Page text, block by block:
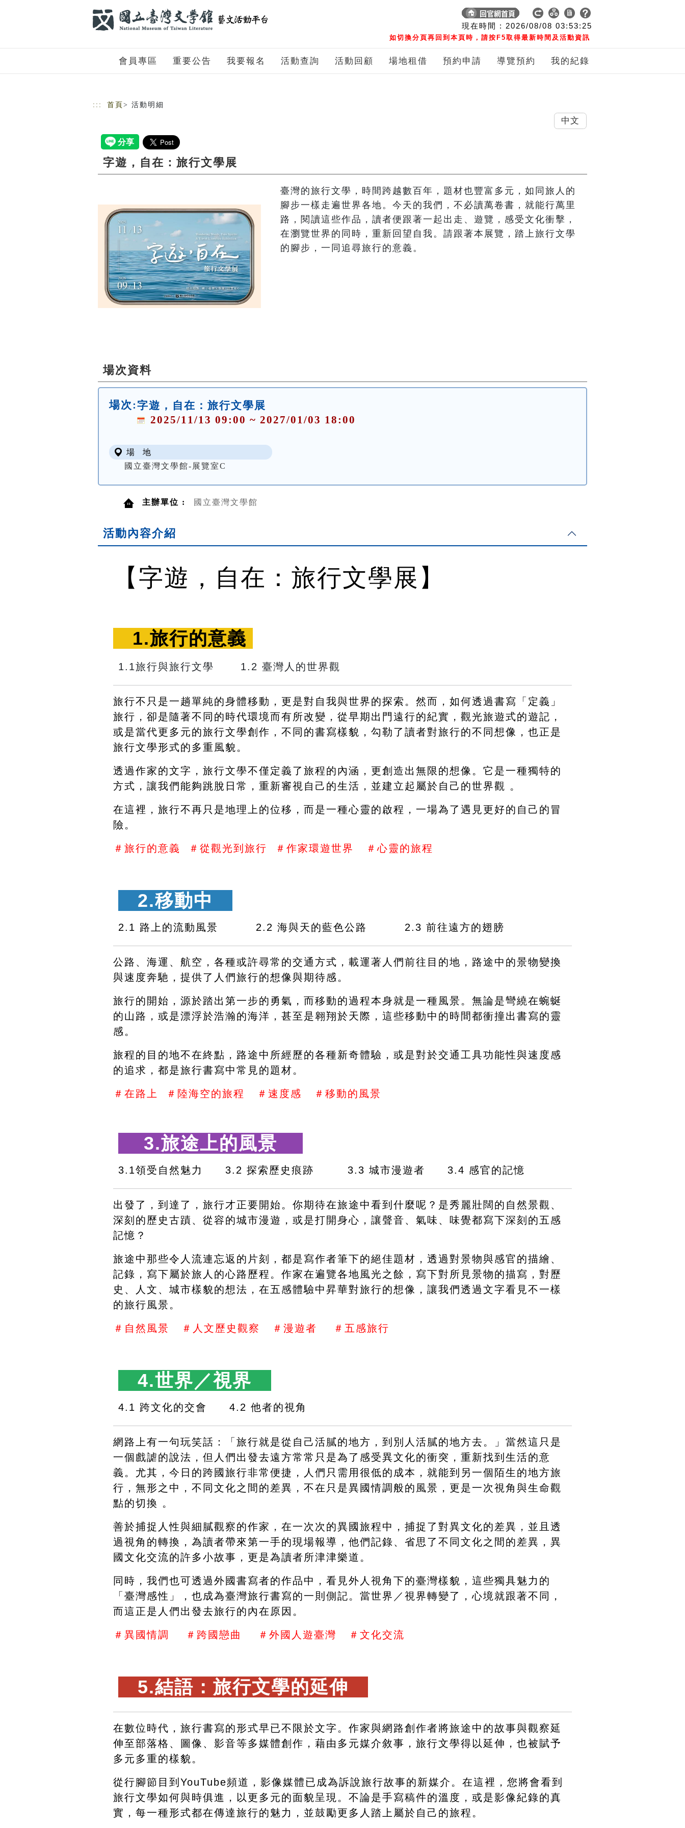
現在時間 : 2026/08/08 03:53:26
如切換分頁再回到本頁時，請按F5取得最新時間及活動資訊
會員專區 重要公告 我要報名 活動查詢 活動回顧 場地租借 預約申請 導覽預約 我的紀錄
::: 首頁 > 活動明細
字遊，自在：旅行文學展
臺灣的旅行文學，時間跨越數百年，題材也豐富多元，如同旅人的
腳步一樣走遍世界各地。今天的我們，不必讀萬卷書，就能行萬里
路，閱讀這些作品，讀者便跟著一起出走、遊覽，感受文化衝擊，
在瀏覽世界的同時，重新回望自我。請跟著本展覽，踏上旅行文學
場次資料
場次:字遊，自在：旅行文學展
2025/11/13 09:00 ~ 2027/01/03 18:00
場 地
國立臺灣文學館-展覽室C
主辦單位 : 國立臺灣文學館
活動內容介紹
【字遊，自在：旅行文學展】
1.旅行的意義
1.1旅行與旅行文學　　 1.2 臺灣人的世界觀
旅行不只是一趟單純的身體移動，更是對自我與世界的探索。然而，如何透過書寫「定義」
旅行，卻是隨著不同的時代環境而有所改變，從早期出門遠行的紀實，觀光旅遊式的遊記，
或是當代更多元的旅行文學創作，不同的書寫樣貌，勾勒了讀者對旅行的不同想像，也正是
旅行文學形式的多重風貌。
透過作家的文字，旅行文學不僅定義了旅程的內涵，更創造出無限的想像。它是一種獨特的
方式，讓我們能夠跳脫日常，重新審視自己的生活，並建立起屬於自己的世界觀 。
在這裡，旅行不再只是地理上的位移，而是一種心靈的啟程，一場為了遇見更好的自己的冒
險。
＃旅行的意義  ＃從觀光到旅行  ＃作家環遊世界   ＃心靈的旅程
2.移動中
2.1 路上的流動風景 　　　2.2 海與天的藍色公路 　　　2.3 前往遠方的翅膀
公路、海運、航空，各種或許尋常的交通方式，載運著人們前往目的地，路途中的景物變換
與速度奔馳，提供了人們旅行的想像與期待感。
旅行的開始，源於踏出第一步的勇氣，而移動的過程本身就是一種風景。無論是彎繞在蜿蜒
的山路，或是漂浮於浩瀚的海洋，甚至是翱翔於天際，這些移動中的時間都衝撞出書寫的靈
感。
旅程的目的地不在終點，路途中所經歷的各種新奇體驗，或是對於交通工具功能性與速度感
的追求，都是旅行書寫中常見的題材。
＃在路上  ＃陸海空的旅程   ＃速度感   ＃移動的風景
3.旅途上的風景
3.1領受自然魅力　　3.2 探索歷史痕跡　　　3.3 城市漫遊者　　3.4 感官的記憶
出發了，到達了，旅行才正要開始。你期待在旅途中看到什麼呢？是秀麗壯闊的自然景觀、
深刻的歷史古蹟、從容的城市漫遊，或是打開身心，讓聲音、氣味、味覺都寫下深刻的五感
記憶？
旅途中那些令人流連忘返的片刻，都是寫作者筆下的絕佳題材，透過對景物與感官的描繪、
記錄，寫下屬於旅人的心路歷程。作家在遍覽各地風光之餘，寫下對所見景物的描寫，對歷
史、人文、城市樣貌的想法，在五感體驗中昇華對旅行的想像，讓我們透過文字看見不一樣
的旅行風景。
＃自然風景   ＃人文歷史觀察   ＃漫遊者    ＃五感旅行
4.世界／視界
4.1 跨文化的交會　　4.2 他者的視角
網路上有一句玩笑話：「旅行就是從自己活膩的地方，到別人活膩的地方去。」當然這只是
一個戲謔的說法，但人們出發去遠方常常只是為了感受異文化的衝突，重新找到生活的意
義。尤其，今日的跨國旅行非常便捷，人們只需用很低的成本，就能到另一個陌生的地方旅
行，無形之中，不同文化之間的差異，不在只是異國情調般的風景，更是一次視角與生命觀
點的切換 。
善於捕捉人性與細膩觀察的作家，在一次次的異國旅程中，捕捉了對異文化的差異，並且透
過視角的轉換，為讀者帶來第一手的現場報導，他們記錄、省思了不同文化之間的差異，異
國文化交流的許多小故事，更是為讀者所津津樂道。
同時，我們也可透過外國書寫者的作品中，看見外人視角下的臺灣樣貌，這些獨具魅力的
「臺灣感性」，也成為臺灣旅行書寫的一則側記。當世界／視界轉變了，心境就跟著不同，
而這正是人們出發去旅行的內在原因。
＃異國情調    ＃跨國戀曲    ＃外國人遊臺灣   ＃文化交流
5.結語：旅行文學的延伸
在數位時代，旅行書寫的形式早已不限於文字。作家與網路創作者將旅途中的故事與觀察延
伸至部落格、圖像、影音等多媒體創作，藉由多元媒介敘事，旅行文學得以延伸，也被賦予
多元多重的樣貌。
從行腳節目到YouTube頻道，影像媒體已成為訴說旅行故事的新媒介。在這裡，您將會看到
旅行文學如何與時俱進，以更多元的面貌呈現。不論是手寫稿件的溫度，或是影像紀錄的真
實，每一種形式都在傳達旅行的魅力，並鼓勵更多人踏上屬於自己的旅程。